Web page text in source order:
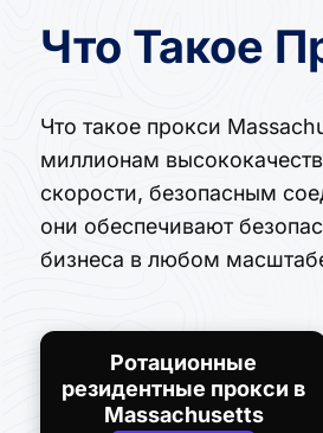
Что Такое
Что такое прокси
миллионам
скорости, безопасным
они обеспечивают
бизнеса в любом
Ротационные
резидентные прокси в
Massachusetts